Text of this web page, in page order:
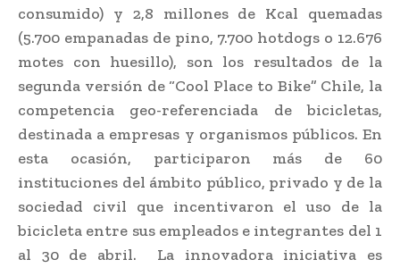
consumido) y 2,8 millones de Kcal quemadas
(5.700 empanadas de pino, 7.700 hotdogs o 12.676
motes con huesillo), son los resultados de la
segunda versión de “Cool Place to Bike” Chile, la
competencia geo-referenciada de bicicletas,
destinada a empresas y organismos públicos. En
esta ocasión, participaron más de 60
instituciones del ámbito público, privado y de la
sociedad civil que incentivaron el uso de la
bicicleta entre sus empleados e integrantes del 1
al 30 de abril. La innovadora iniciativa es